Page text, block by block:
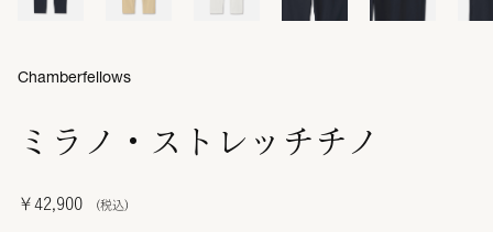
ミラノ・ストレッチチノ
￥42,900
Chamberfellows